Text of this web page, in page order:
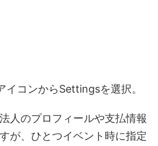
イコンからSettingsを選択。
人のプロフィールや支払情報
が、ひとつイベント時に指定